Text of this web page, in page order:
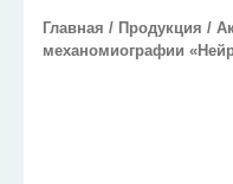
Главная / Продукция /
механомиографии